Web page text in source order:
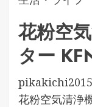
花粉空
ター
花粉空気清浄